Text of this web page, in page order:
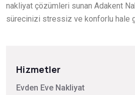
nakliyat çözümleri sunan Adakent
sürecinizi stressiz ve konforlu hale
Hizmetler
Evden Eve Nakliyat